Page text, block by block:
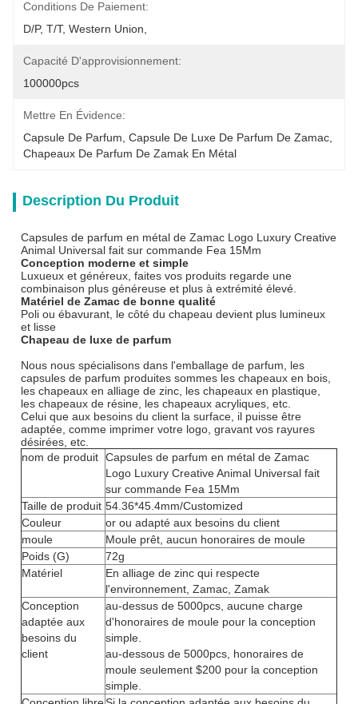
Conditions De Paiement:
D/P, T/T, Western Union,
Capacité D'approvisionnement:
100000pcs
Mettre En Évidence:
Capsule De Parfum, Capsule De Luxe De Parfum De Zamac,
Chapeaux De Parfum De Zamak En Métal
Description Du Produit
Capsules de parfum en métal de Zamac Logo Luxury Creative
Animal Universal fait sur commande Fea 15Mm
Conception moderne et simple
Luxueux et généreux, faites vos produits regarde une
combinaison plus généreuse et plus à extrémité élevé.
Matériel de Zamac de bonne qualité
Poli ou ébavurant, le côté du chapeau devient plus lumineux
et lisse
Chapeau de luxe de parfum
Nous nous spécialisons dans l'emballage de parfum, les
capsules de parfum produites sommes les chapeaux en bois,
les chapeaux en alliage de zinc, les chapeaux en plastique,
les chapeaux de résine, les chapeaux acryliques, etc.
Celui que aux besoins du client la surface, il puisse être
adaptée, comme imprimer votre logo, gravant vos rayures
désirées, etc.
nom de produit Capsules de parfum en métal de Zamac
Logo Luxury Creative Animal Universal fait
sur commande Fea 15Mm
Taille de produit 54.36*45.4mm/Customized
Couleur
or ou adapté aux besoins du client
moule
Moule prêt, aucun honoraires de moule
Poids (G)
72g
Matériel
En alliage de zinc qui respecte
l'environnement, Zamac, Zamak
Conception
adaptée aux
besoins du
client
au-dessus de 5000pcs, aucune charge
d'honoraires de moule pour la conception
simple.
au-dessous de 5000pcs, honoraires de
moule seulement $200 pour la conception
simple.